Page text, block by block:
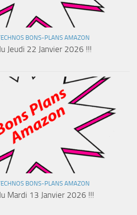
BONS-PLANS AMAZON
Jeudi 22 Janvier 2026 !!!
BONS-PLANS AMAZON
Mardi 13 Janvier 2026 !!!